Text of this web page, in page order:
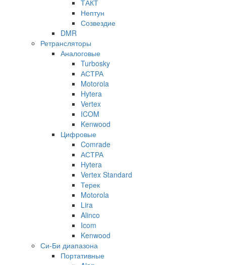
ТАКТ
Нептун
Созвездие
DMR
Ретрансляторы
Аналоговые
Turbosky
АСТРА
Motorola
Hytera
Vertex
ICOM
Kenwood
Цифровые
Comrade
АСТРА
Hytera
Vertex Standard
Терек
Motorola
Lira
Alinco
Icom
Kenwood
Си-Би диапазона
Портативные